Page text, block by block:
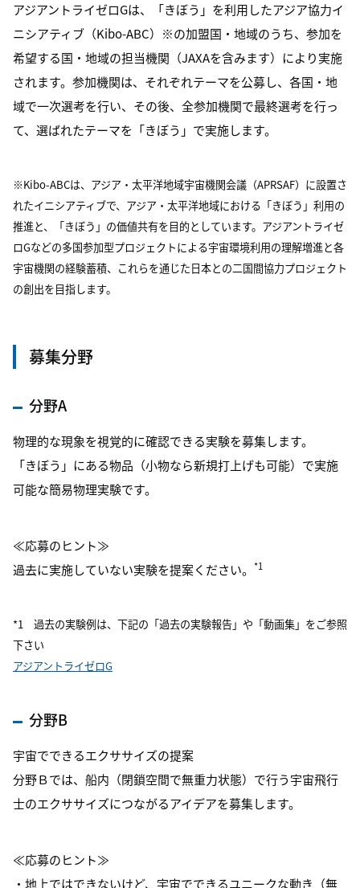
アジアントライゼロGは、「きぼう」を利用したアジア協力イ
ニシアティブ（Kibo-ABC）※の加盟国・地域のうち、参加を
希望する国・地域の担当機関（JAXAを含みます）により実施
されます。参加機関は、それぞれテーマを公募し、各国・地
域で一次選考を行い、その後、全参加機関で最終選考を行っ
て、選ばれたテーマを「きぼう」で実施します。
※Kibo-ABCは、アジア・太平洋地域宇宙機関会議（APRSAF）に設置さ
れたイニシアティブで、アジア・太平洋地域における「きぼう」利用の
推進と、「きぼう」の価値共有を目的としています。アジアントライゼ
ロGなどの多国参加型プロジェクトによる宇宙環境利用の理解増進と各
宇宙機関の経験蓄積、これらを通じた日本との二国間協力プロジェクト
の創出を目指します。
募集分野
分野A
物理的な現象を視覚的に確認できる実験を募集します。
「きぼう」にある物品（小物なら新規打上げも可能）で実施
可能な簡易物理実験です。
≪応募のヒント≫
過去に実施していない実験を提案ください。
*1
*1 過去の実験例は、下記の「過去の実験報告」や「動画集」をご参照
下さい
アジアントライゼロG
分野B
宇宙でできるエクササイズの提案
分野Ｂでは、船内（閉鎖空間で無重力状態）で行う宇宙飛行
士のエクササイズにつながるアイデアを募集します。
≪応募のヒント≫
・地上ではできないけど、宇宙でできるユニークな動き（無